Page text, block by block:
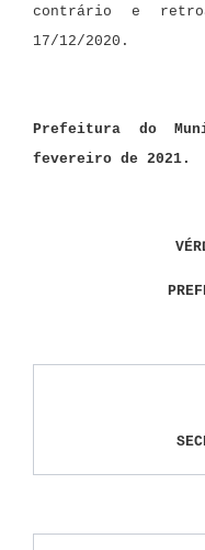
contrário e
17/12/2020.
Prefeitura do
fevereiro de 2021.